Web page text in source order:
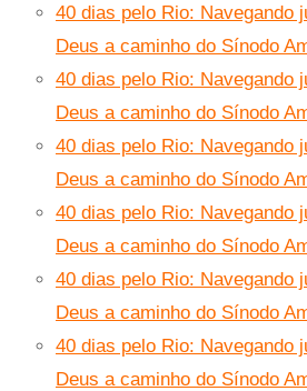
40 dias pelo Rio: Navegando
Deus a caminho do Sínodo
40 dias pelo Rio: Navegando
Deus a caminho do Sínodo
40 dias pelo Rio: Navegando
Deus a caminho do Sínodo
40 dias pelo Rio: Navegando
Deus a caminho do Sínodo
40 dias pelo Rio: Navegando
Deus a caminho do Sínodo
40 dias pelo Rio: Navegando
Deus a caminho do Sínodo